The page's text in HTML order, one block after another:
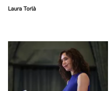
Laura Torlà